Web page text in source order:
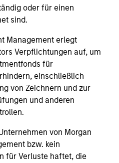
oder für einen
sind.
Management erlegt
Verpflichtungen auf, um
für
einschließlich
von Zeichnern und zur
und anderen
von Morgan
bzw. kein
für Verluste haftet, die
anfallen, werden nicht
und Index-Daten
Investment Management
mit ihnen erzielten Erträge
fallen. Es ist daher
investierte Kapital
nach Abzug der Gebühren.
des laufenden Jahres sind
von anderen
Anlagezielen und -risiken
des Fonds auseinander,
treffen.